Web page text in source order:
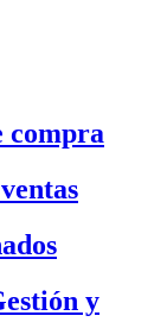
compra
y